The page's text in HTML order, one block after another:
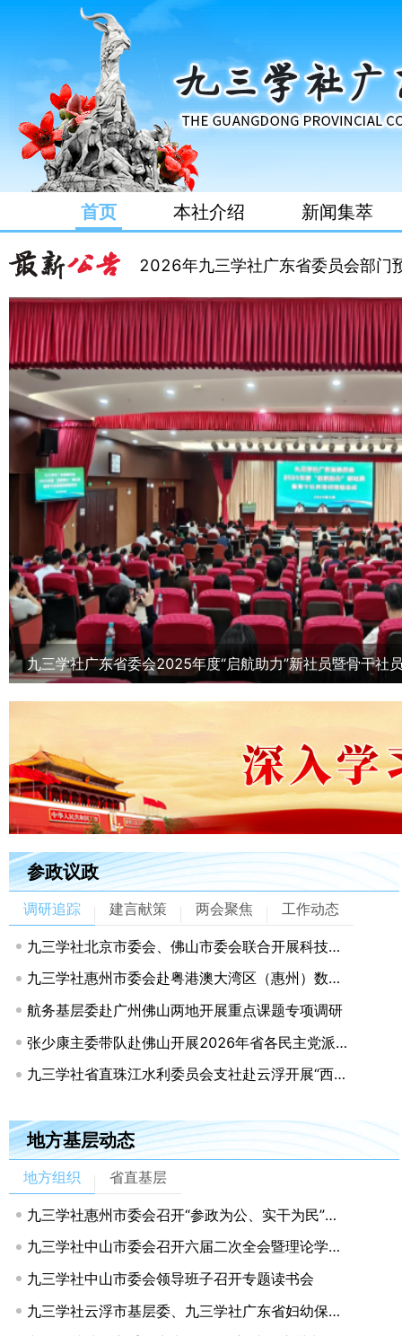
首页 本社介绍 新闻集萃
2024年度九三学社广东省委员会部
九三学社广东省委员会2025年部门
2026年九三学社广东省委员会部门
2024年度九三学社广东省委员会部
九三学社广东省委员会2025年部门
2026年九三学社广东省委员会部门
2024年度九三学社广东省委员会部
九三学社广东省委会2025年度“启航助力”新社员暨骨干社
参政议政
调研追踪 建言献策 两会聚焦 工作动态
九三学社北京市委会、佛山市委会联合开展科技创新与产业协同专题调研
九三学社惠州市委会赴粤港澳大湾区（惠州）数据产业园调研
航务基层委赴广州佛山两地开展重点课题专项调研
张少康主委带队赴佛山开展2026年省各民主党派联合调研
九三学社省直珠江水利委员会支社赴云浮开展“西江流域协同治理及特色产业发展”专题调研
地方基层动态
地方组织 省直基层
九三学社惠州市委会召开“参政为公、实干为民”主题教育学习研讨会暨七届二次全体（扩大）会议
九三学社中山市委会召开六届二次全会暨理论学习中心组（扩大）学习会
九三学社中山市委会领导班子召开专题读书会
九三学社云浮市基层委、九三学社广东省妇幼保健院支社开展结对共建暨联合公益义诊活动